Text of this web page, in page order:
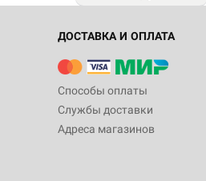
ДОСТАВКА И ОПЛАТА
Способы оплаты
Службы доставки
Адреса магазинов